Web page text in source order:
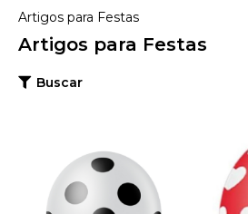
Artigos para Festas
Artigos para Festas
Buscar
10.0
Un